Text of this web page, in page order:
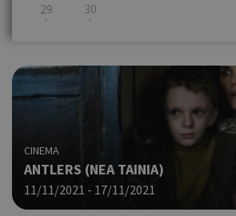
29 30
CINEMA
ANTLERS (NΕΑ ΤΑΙΝΙΑ)
11/11/2021 - 17/11/2021